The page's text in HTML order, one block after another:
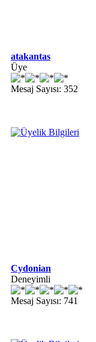
atakantas
Üye
Mesaj Sayısı: 352
Cydonian
Deneyimli
Mesaj Sayısı: 741